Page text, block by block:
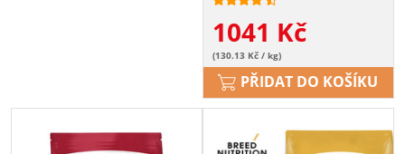
1041 Kč
(130.13 Kč / kg)
PŘIDAT DO KOŠÍKU